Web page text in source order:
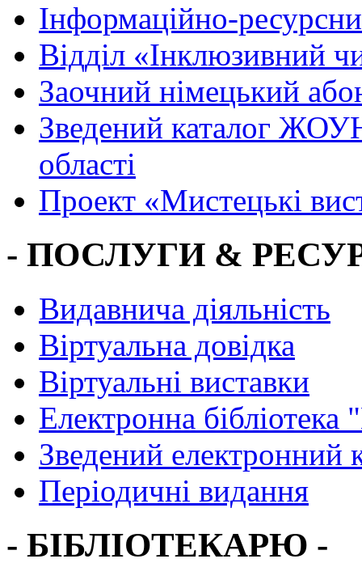
Інформаційно-
Вiддiл «Інклюзивний
Заочний німецький
Зведений каталог
області
Проект «Мистецькі
- ПОСЛУГИ &
Видавнича діяльність
Віртуальна довідка
Віртуальні виставки
Електронна
Зведений електронний
Періодичні видання
- БІБЛІОТЕКАРЮ -